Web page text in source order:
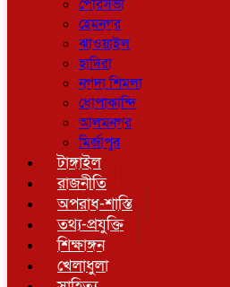
পৌরসভা
হেমনগর
ঝাওয়াইল
হাদিরা
নগদা শিমলা
ধোপাকান্দি
আলমনগর
মির্জাপুর
টাঙ্গাইল
রাজনীতি
অপরাধ-শাস্তি
তথ্য-প্রযুক্তি
শিক্ষাঙ্গন
খেলাধুলা